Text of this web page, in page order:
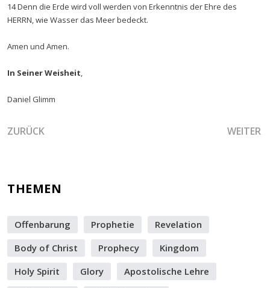
14 Denn die Erde wird voll werden von Erkenntnis der Ehre des
HERRN, wie Wasser das Meer bedeckt.
Amen und Amen.
In Seiner Weisheit,
Daniel Glimm
VORHERIGER BEITRAG: SEI BEREIT FÜR FRISCHE
ZURÜCK WEITER
THEMEN
Offenbarung Prophetie
Revelation
Body of Christ
Prophecy
Kingdom
Holy Spirit
Glory
Apostolische Lehre